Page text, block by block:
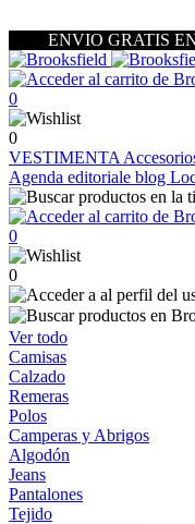
ENVIO GRATIS
0
0
VESTIMENTA
Agenda editoriale blog
0
0
Ver todo
Camisas
Calzado
Remeras
Polos
Camperas y Abrigos
Algodón
Jeans
Pantalones
Tejido